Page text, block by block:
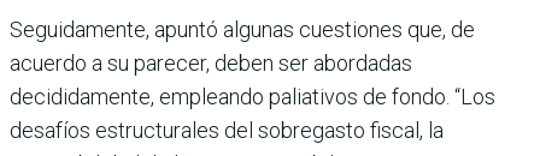
Seguidamente, apuntó algunas cuestiones que, de
acuerdo a su parecer, deben ser abordadas
decididamente, empleando paliativos de fondo. “Los
desafíos estructurales del sobregasto fiscal, la